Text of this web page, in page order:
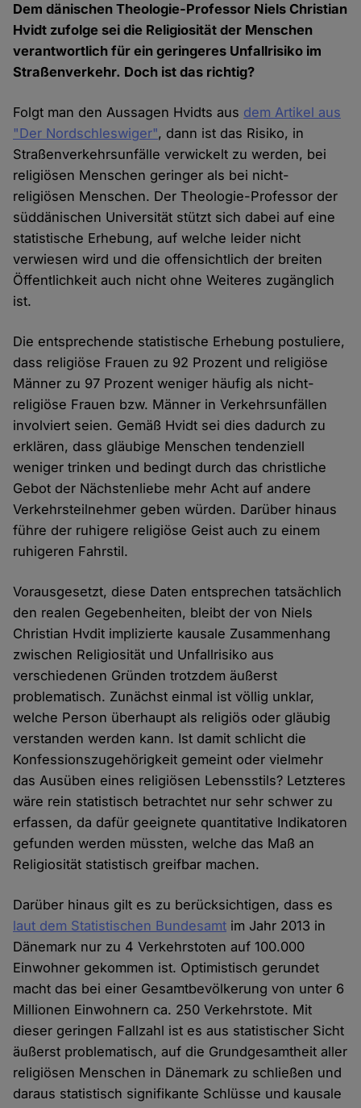
Dem dänischen Theologie-Professor Niels Christian
Hvidt zufolge sei die Religiosität der Menschen
verantwortlich für ein geringeres Unfallrisiko im
Straßenverkehr. Doch ist das richtig?
Folgt man den Aussagen Hvidts aus dem Artikel aus
"Der Nordschleswiger", dann ist das Risiko, in
Straßenverkehrsunfälle verwickelt zu werden, bei
religiösen Menschen geringer als bei nicht-
religiösen Menschen. Der Theologie-Professor der
süddänischen Universität stützt sich dabei auf eine
statistische Erhebung, auf welche leider nicht
verwiesen wird und die offensichtlich der breiten
Öffentlichkeit auch nicht ohne Weiteres zugänglich
ist.
Die entsprechende statistische Erhebung postuliere,
dass religiöse Frauen zu 92 Prozent und religiöse
Männer zu 97 Prozent weniger häufig als nicht-
religiöse Frauen bzw. Männer in Verkehrsunfällen
involviert seien. Gemäß Hvidt sei dies dadurch zu
erklären, dass gläubige Menschen tendenziell
weniger trinken und bedingt durch das christliche
Gebot der Nächstenliebe mehr Acht auf andere
Verkehrsteilnehmer geben würden. Darüber hinaus
führe der ruhigere religiöse Geist auch zu einem
ruhigeren Fahrstil.
Vorausgesetzt, diese Daten entsprechen tatsächlich
den realen Gegebenheiten, bleibt der von Niels
Christian Hvdit implizierte kausale Zusammenhang
zwischen Religiosität und Unfallrisiko aus
verschiedenen Gründen trotzdem äußerst
problematisch. Zunächst einmal ist völlig unklar,
welche Person überhaupt als religiös oder gläubig
verstanden werden kann. Ist damit schlicht die
Konfessionszugehörigkeit gemeint oder vielmehr
das Ausüben eines religiösen Lebensstils? Letzteres
wäre rein statistisch betrachtet nur sehr schwer zu
erfassen, da dafür geeignete quantitative Indikatoren
gefunden werden müssten, welche das Maß an
Religiosität statistisch greifbar machen.
Darüber hinaus gilt es zu berücksichtigen, dass es
laut dem Statistischen Bundesamt im Jahr 2013 in
Dänemark nur zu 4 Verkehrstoten auf 100.000
Einwohner gekommen ist. Optimistisch gerundet
macht das bei einer Gesamtbevölkerung von unter 6
Millionen Einwohnern ca. 250 Verkehrstote. Mit
dieser geringen Fallzahl ist es aus statistischer Sicht
äußerst problematisch, auf die Grundgesamtheit aller
religiösen Menschen in Dänemark zu schließen und
daraus statistisch signifikante Schlüsse und kausale